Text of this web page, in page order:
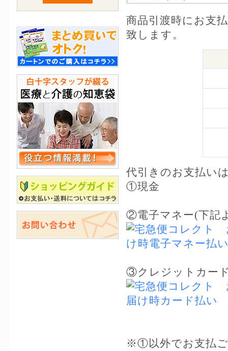
商品引渡時にお支
致します。
代引きのお支払い
①現金
②電子マネー(下記
③クレジットカー
※①以外でお支払ご